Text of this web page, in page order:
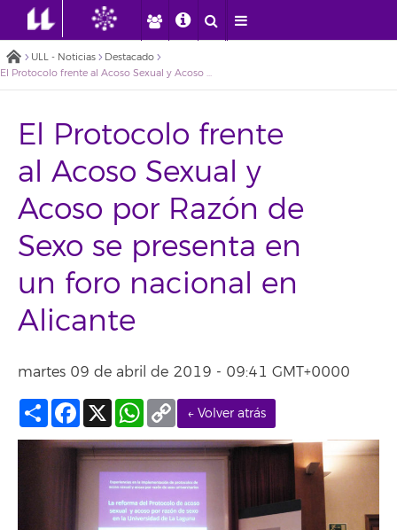
ULL - Noticias
Destacado
El Protocolo frente al Acoso Sexual y Acoso por Razón de Sexo se presenta en un foro nacional en Alicante
El Protocolo frente
al Acoso Sexual y
Acoso por Razón de
Sexo se presenta en
un foro nacional en
Alicante
martes 09 de abril de 2019 - 09:41 GMT+0000
← Volver atrás
Compartir
Facebook
X WhatsApp
Copy
Link